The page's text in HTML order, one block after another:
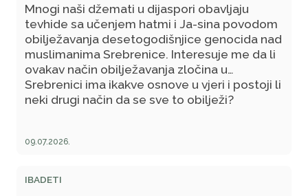
Mnogi naši džemati u dijaspori obavljaju
tevhide sa učenjem hatmi i Ja-sina povodom
obilježavanja desetogodišnjice genocida nad
muslimanima Srebrenice. Interesuje me da li
ovakav način obilježavanja zločina u
Srebrenici ima ikakve osnove u vjeri i postoji li
neki drugi način da se sve to obilježi?
09.07.2026.
IBADETI